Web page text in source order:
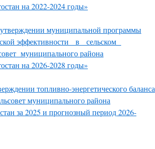
на 2022-2024 годы»
муниципальной программы
эффективности в сельском
муниципального района
на 2026-2028 годы»
топливно-энергетического баланса
муниципального района
за 2025 и прогнозный период 2026-